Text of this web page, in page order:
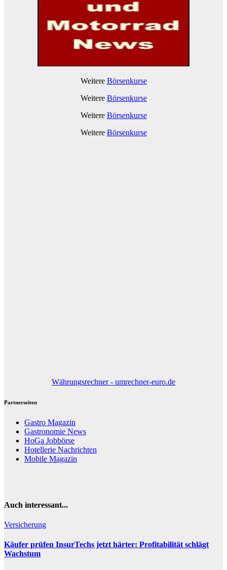
Weitere Börsenkurse
Weitere Börsenkurse
Weitere Börsenkurse
Weitere Börsenkurse
Währungsrechner - umrechner-euro.de
Partnerseiten
Gastro Magazin
Gastronomie News
HoGa Jobbörse
Hotellerie Nachrichten
Mobile Magazin
Auch interessant...
Versicherung
Käufer prüfen InsurTechs jetzt härter: Profitabilität schlägt
Wachstum